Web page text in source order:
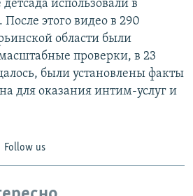
использовали в
После этого видео в 290
области были
проверки, в 23
были установлены факты
для оказания интим-услуг и
Follow us